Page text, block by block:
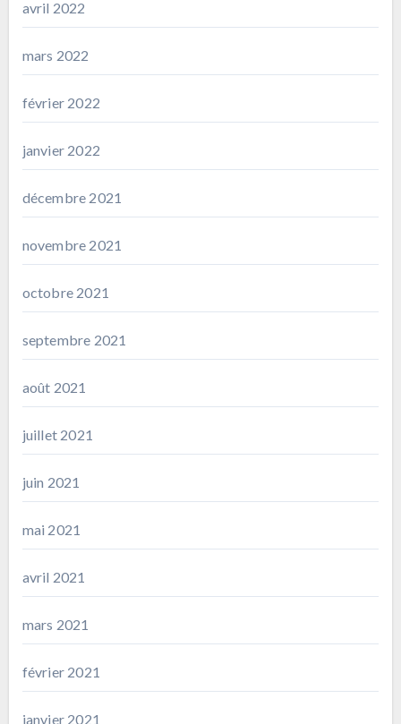
avril 2022
mars 2022
février 2022
janvier 2022
décembre 2021
novembre 2021
octobre 2021
septembre 2021
août 2021
juillet 2021
juin 2021
mai 2021
avril 2021
mars 2021
février 2021
janvier 2021